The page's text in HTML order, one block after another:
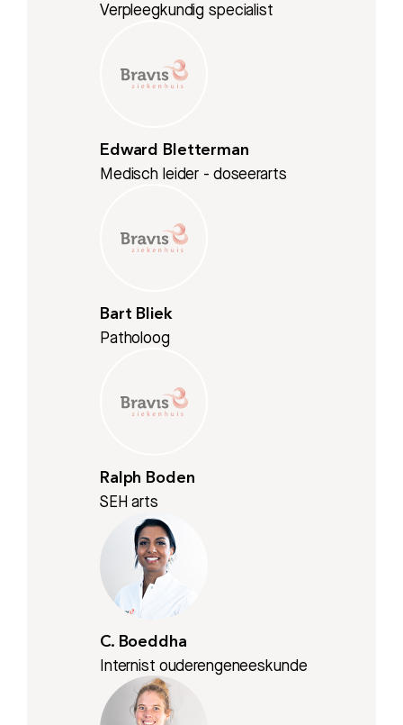
Meest gezocht:
Verpleegkundig specialist
Edward Bletterman
Medisch leider - doseerarts
Bart Bliek
Patholoog
Ralph Boden
SEH arts
C. Boeddha
Internist ouderengeneeskunde